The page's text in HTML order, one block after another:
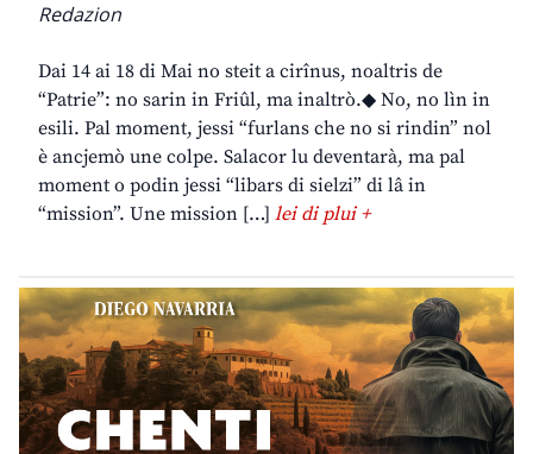
Redazion
Dai 14 ai 18 di Mai no steit a cirînus, noaltris de
“Patrie”: no sarin in Friûl, ma inaltrò.◆ No, no lìn in
esili. Pal moment, jessi “furlans che no si rindin” nol
è ancjemò une colpe. Salacor lu deventarà, ma pal
moment o podin jessi “libars di sielzi” di lâ in
“mission”. Une mission […] lei di plui +